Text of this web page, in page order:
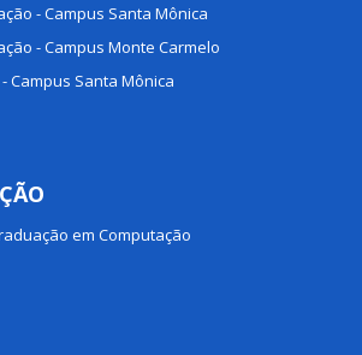
- Campus Santa Mônica
- Campus Monte Carmelo
Campus Santa Mônica
em Computação